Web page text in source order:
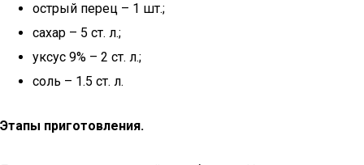
острый перец – 1 шт.;
сахар – 5 ст. л.;
уксус 9% – 2 ст. л.;
соль – 1.5 ст. л.
Этапы приготовления.